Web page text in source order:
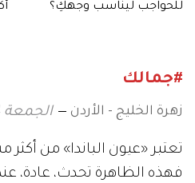
للحواجب ليناسب وجهكِ؟
#جمالك
زهرة الخليج - الأردن الجمعة 24 أكتوبر 2025 12:00
تعتبر «عيون الباندا» من أكثر
فهذه الظاهرة تحدث، عادة،